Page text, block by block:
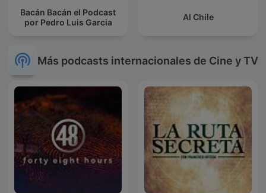
Bacán Bacán el Podcast
por Pedro Luis Garcia
Al Chile
Más podcasts internacionales de Cine y TV